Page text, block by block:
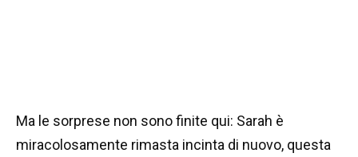
Ma le sorprese non sono finite qui: Sarah è
miracolosamente rimasta incinta di nuovo, questa